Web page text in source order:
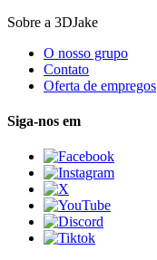
Sobre a 3DJake
O nosso grupo
Contato
Oferta de empregos
Siga-nos em